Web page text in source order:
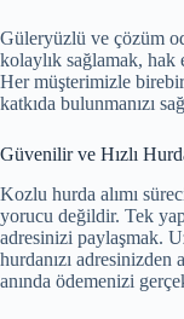
Güleryüzlü ve çözüm
kolaylık sağlamak,
Her müşterimizle
katkıda bulunmanızı
Güvenilir ve Hızlı
Kozlu hurda alımı
yorucu değildir. Tek
adresinizi paylaşmak.
hurdanızı adresinizden
anında ödemenizi